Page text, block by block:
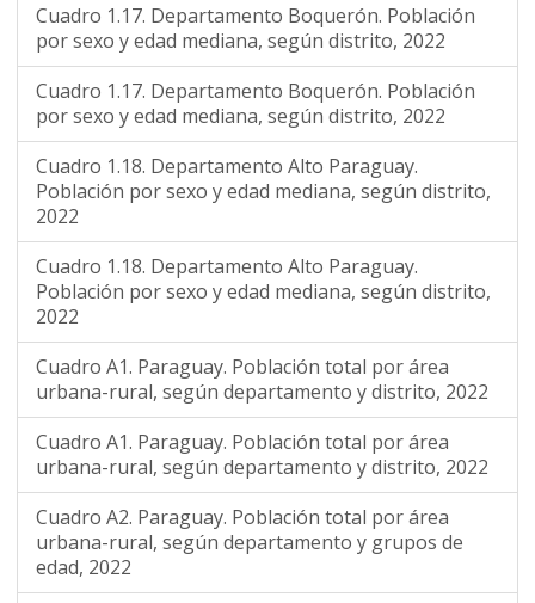
Cuadro 1.17. Departamento Boquerón. Población
por sexo y edad mediana, según distrito, 2022
Cuadro 1.17. Departamento Boquerón. Población
por sexo y edad mediana, según distrito, 2022
Cuadro 1.18. Departamento Alto Paraguay.
Población por sexo y edad mediana, según distrito,
2022
Cuadro 1.18. Departamento Alto Paraguay.
Población por sexo y edad mediana, según distrito,
2022
Cuadro A1. Paraguay. Población total por área
urbana-rural, según departamento y distrito, 2022
Cuadro A1. Paraguay. Población total por área
urbana-rural, según departamento y distrito, 2022
Cuadro A2. Paraguay. Población total por área
urbana-rural, según departamento y grupos de
edad, 2022